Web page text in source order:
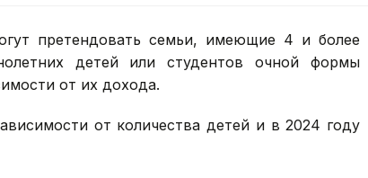
претендовать семьи, имеющие 4 и более
детей или студентов очной формы
от их дохода.
от количества детей и в 2024 году